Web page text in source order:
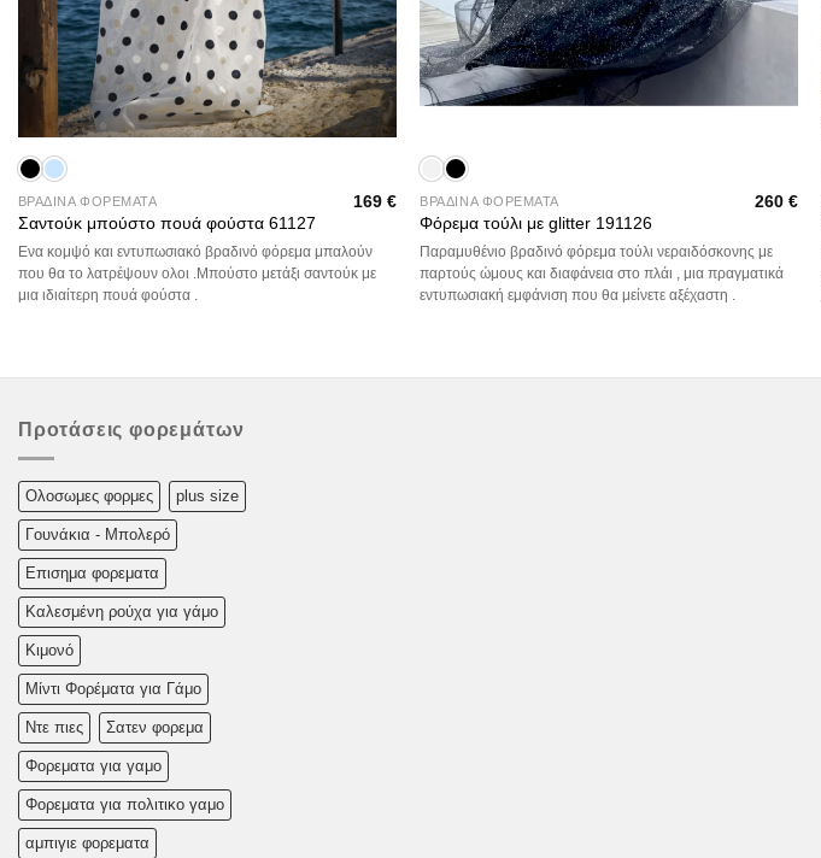
ΒΡΑΔΙΝΑ ΦΟΡΕΜΑΤΑ
Σαντούκ μπούστο πουά φούστα 61127
169 €
Ενα κομψό και εντυπωσιακό βραδινό φόρεμα μπαλούν
που θα το λατρέψουν ολοι .Μπούστο μετάξι σαντούκ με
μια ιδιαίτερη πουά φούστα .
ΒΡΑΔΙΝΑ ΦΟΡΕΜΑΤΑ
Φόρεμα τούλι με glitter 191126
260€
Παραμυθένιο βραδινό φόρεμα τούλι νεραιδόσκονης με
παρτούς ώμους και διαφάνεια στο πλάι , μια πραγματικά
εντυπωσιακή εμφάνιση που θα μείνετε αξέχαστη .
Προτάσεις φορεμάτων
Oλoσωμες φoρμες plus size
Γουνάκια - Μπολερό
Επισημα φορεματα
Καλεσμένη ρούχα για γάμο
Κιμονό
Μίντι Φορέματα για Γάμο
Ντε πιες Σατεν φορεμα
Φορεματα για γαμο
Φορεματα για πολιτικο γαμο
αμπιγιε φορεματα